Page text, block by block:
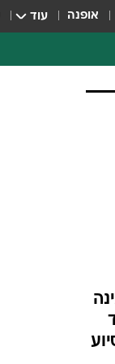
אופנה עוד